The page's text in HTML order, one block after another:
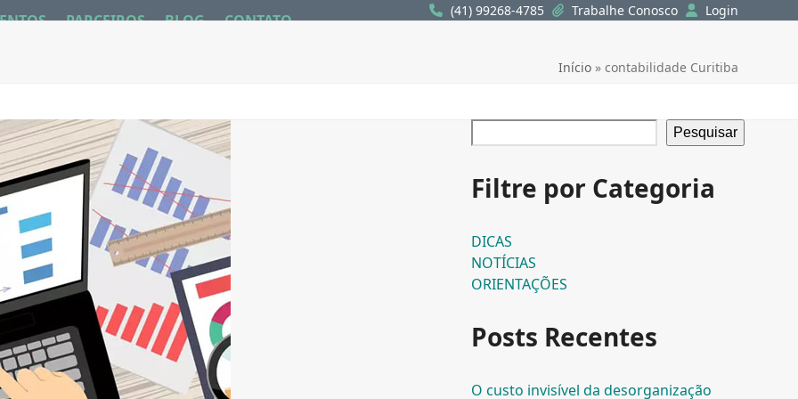
(41) 99268-4785 Trabalhe Conosco Login
PARCEIROS BLOG CONTATO
Início» contabilidade Curitiba
Pesquisar
Filtre por Categoria
DICAS
NOTÍCIAS
ORIENTAÇÕES
Posts Recentes
O custo invisível da desorganização